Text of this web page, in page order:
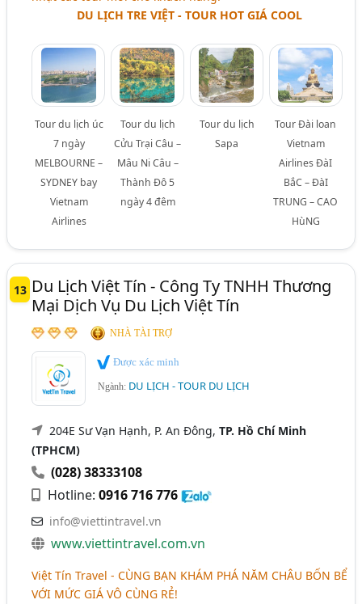
DU LỊCH TRE VIỆT - TOUR HOT GIÁ COOL
Tour du lịch úc
7 ngày
MELBOURNE –
SYDNEY bay
Vietnam
Airlines
Tour du lịch
Cửu Trại Câu –
Mâu Ni Câu –
Thành Đô 5
ngày 4 đêm
Tour du lịch
Sapa
Tour Đài loan
Vietnam
Airlines ĐàI
BắC – ĐàI
TRUNG – CAO
HùNG
13 Du Lịch Việt Tín - Công Ty TNHH Thương
Mại Dịch Vụ Du Lịch Việt Tín
NHÀ TÀI TRỢ
Được xác minh
Ngành: DU LỊCH - TOUR DU LỊCH
204E Sư Vạn Hạnh, P. An Đông,TP. Hồ Chí Minh
(TPHCM)
(028) 38333108
Hotline:0916 716 776
info@viettintravel.vn
www.viettintravel.com.vn
Việt Tín Travel -CÙNG BẠN KHÁM PHÁ NĂM CHÂU BỐN BỂ
VỚI MỨC GIÁ VÔ CÙNG RẺ!